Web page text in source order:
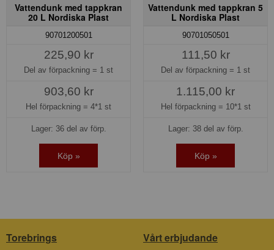
Vattendunk med tappkran
20 L Nordiska Plast
90701200501
225,90 kr
Del av förpackning = 1 st
903,60 kr
Hel förpackning = 4*1 st
Lager: 36 del av förp.
Köp »
Vattendunk med tappkran 5
L Nordiska Plast
90701050501
111,50 kr
Del av förpackning = 1 st
1.115,00 kr
Hel förpackning = 10*1 st
Lager: 38 del av förp.
Köp »
Torebrings Vårt erbjudande